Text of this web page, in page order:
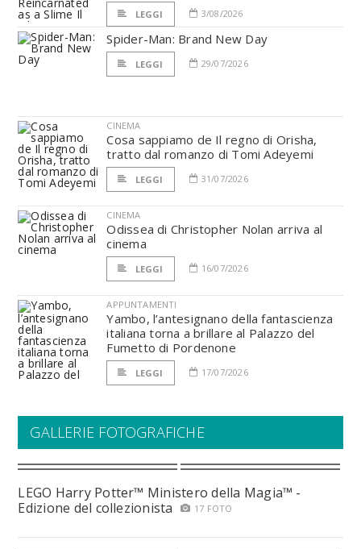
LEGGI 3/08/2026
Spider-Man: Brand New Day
LEGGI 29/07/2026
CINEMA
Cosa sappiamo de Il regno di Orisha,
tratto dal romanzo di Tomi Adeyemi
LEGGI 31/07/2026
CINEMA
Odissea di Christopher Nolan arriva al
cinema
LEGGI 16/07/2026
APPUNTAMENTI
Yambo, l’antesignano della fantascienza
italiana torna a brillare al Palazzo del
Fumetto di Pordenone
LEGGI 17/07/2026
GALLERIE FOTOGRAFICHE
LEGO Harry Potter™ Ministero della Magia™ -
Edizione del collezionista
17 FOTO